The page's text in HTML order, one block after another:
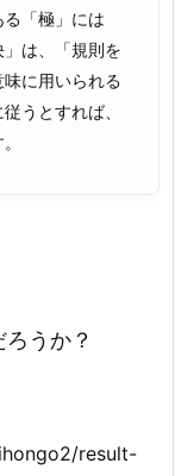
「極」には
」は、「規則を
に用いられる
うとすれば、
うか？
result-